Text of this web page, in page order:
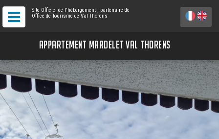
Site Officiel de l'hébergement , partenaire de
Office de Tourisme de Val Thorens
APPARTEMENT MARDELET VAL THORENS